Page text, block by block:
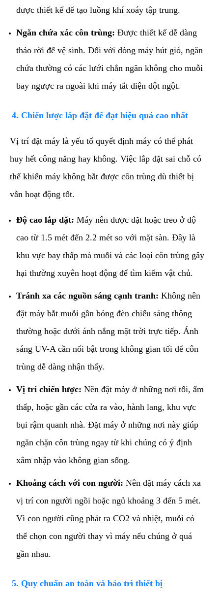
được thiết kế để tạo luồng khí xoáy tập trung.
Ngăn chứa xác côn trùng: Được thiết kế dễ dàng
tháo rời để vệ sinh. Đối với dòng máy hút gió, ngăn
chứa thường có các lưới chắn ngăn không cho muỗi
bay ngược ra ngoài khi máy tắt điện đột ngột.
​4. Chiến lược lắp đặt để đạt hiệu quả cao nhất
​Vị trí đặt máy là yếu tố quyết định máy có thể phát
huy hết công năng hay không. Việc lắp đặt sai chỗ có
thể khiến máy không bắt được côn trùng dù thiết bị
vẫn hoạt động tốt.
Độ cao lắp đặt: Máy nên được đặt hoặc treo ở độ
cao từ 1.5 mét đến 2.2 mét so với mặt sàn. Đây là
khu vực bay thấp mà muỗi và các loại côn trùng gây
hại thường xuyên hoạt động để tìm kiếm vật chủ.
Tránh xa các nguồn sáng cạnh tranh: Không nên
đặt máy bắt muỗi gần bóng đèn chiếu sáng thông
thường hoặc dưới ánh nắng mặt trời trực tiếp. Ánh
sáng UV-A cần nổi bật trong không gian tối để côn
trùng dễ dàng nhận thấy.
Vị trí chiến lược: Nên đặt máy ở những nơi tối, ẩm
thấp, hoặc gần các cửa ra vào, hành lang, khu vực
bụi rậm quanh nhà. Đặt máy ở những nơi này giúp
ngăn chặn côn trùng ngay từ khi chúng có ý định
xâm nhập vào không gian sống.
Khoảng cách với con người: Nên đặt máy cách xa
vị trí con người ngồi hoặc ngủ khoảng 3 đến 5 mét.
Vì con người cũng phát ra CO2 và nhiệt, muỗi có
thể chọn con người thay vì máy nếu chúng ở quá
gần nhau.
​5. Quy chuẩn an toàn và bảo trì thiết bị